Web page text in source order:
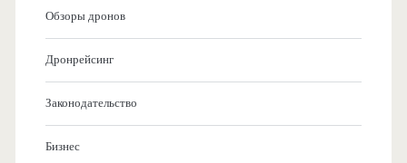
Обзоры дронов
Дронрейсинг
Законодательство
Бизнес